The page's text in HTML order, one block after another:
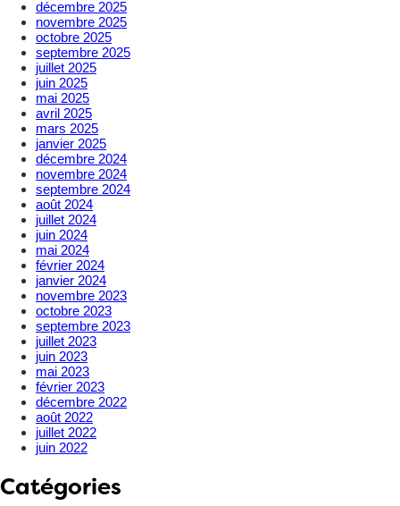
décembre 2025
novembre 2025
octobre 2025
septembre 2025
juillet 2025
juin 2025
mai 2025
avril 2025
mars 2025
janvier 2025
décembre 2024
novembre 2024
septembre 2024
août 2024
juillet 2024
juin 2024
mai 2024
février 2024
janvier 2024
novembre 2023
octobre 2023
septembre 2023
juillet 2023
juin 2023
mai 2023
février 2023
décembre 2022
août 2022
juillet 2022
juin 2022
Catégories